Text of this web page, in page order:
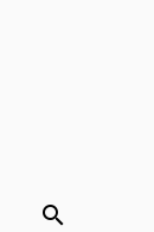
search